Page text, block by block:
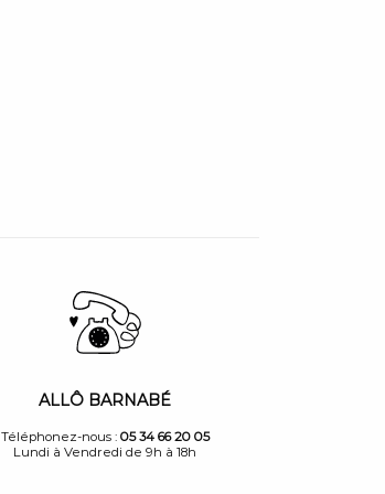
ALLÔ BARNABÉ
Téléphonez-nous : 05 34 66 20 05
Lundi à Vendredi de 9h à 18h